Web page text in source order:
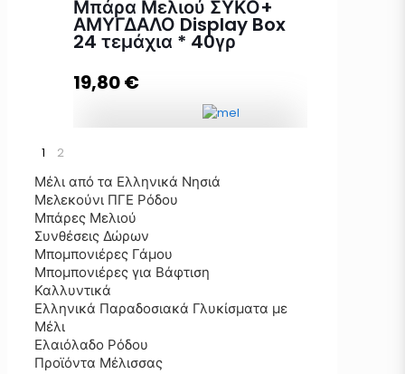
Μπάρα Μελιού ΣΥΚΟ+
ΑΜΥΓΔΑΛΟ Display Box
24 τεμάχια * 40γρ
19,80€
Display Box 24 τεμάχια * 40γρ
ποσότητα
Προσθήκη στο καλάθι
1 2
Μέλι από τα Ελληνικά Νησιά
Μελεκούνι ΠΓΕ Ρόδου
Μπάρες Μελιού
Συνθέσεις Δώρων
Μπομπονιέρες Γάμου
Μπομπονιέρες για Βάφτιση
Καλλυντικά
Ελληνικά Παραδοσιακά Γλυκίσματα με
Μέλι
Ελαιόλαδο Ρόδου
Προϊόντα Μέλισσας